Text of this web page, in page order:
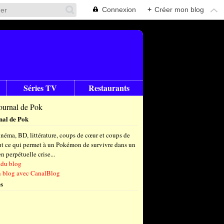
Connexion + Créer mon blog
Séries TV Restaurants
de Pok
BD, littérature, coups de cœur et coups de
ce qui permet à un Pokémon de survivre dans un
perpétuelle crise...
blog
blog avec CanalBlog